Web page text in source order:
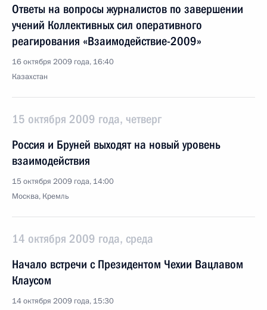
Ответы на вопросы журналистов по завершении
учений Коллективных сил оперативного
реагирования «Взаимодействие-2009»
16 октября 2009 года, 16:40
Казахстан
15 октября 2009 года, четверг
Россия и Бруней выходят на новый уровень
взаимодействия
15 октября 2009 года, 14:00
Москва, Кремль
14 октября 2009 года, среда
Начало встречи с Президентом Чехии Вацлавом
Клаусом
14 октября 2009 года, 15:30